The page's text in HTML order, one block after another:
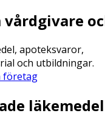
vårdgivare
apoteksvaror,
och utbildningar.
företag
läkemedel